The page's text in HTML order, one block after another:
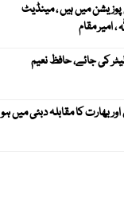
میں ہیں ، مینڈیٹ
، امیر مقام
روپے فی لیٹر کی جائے، حافظ نعیم
پاکستان اور بھارت کا مقابلہ دبئی میں ہو